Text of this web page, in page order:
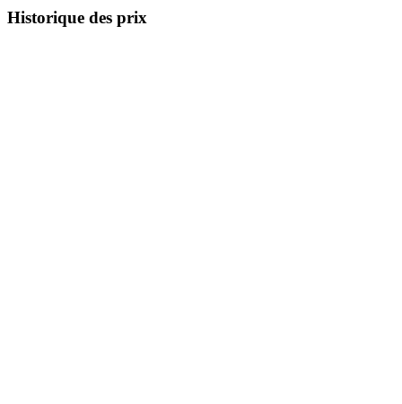
Historique des prix